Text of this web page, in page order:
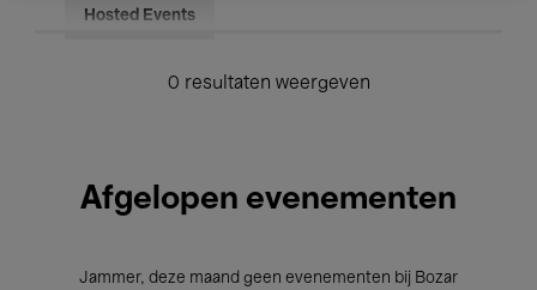
Hosted Events
0 resultaten weergeven
Afgelopen evenementen
Jammer, deze maand geen evenementen bij Bozar